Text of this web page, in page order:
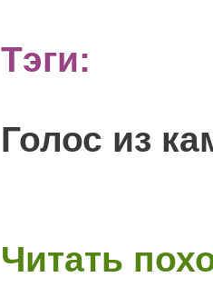
Тэги:
Голос из
Читать